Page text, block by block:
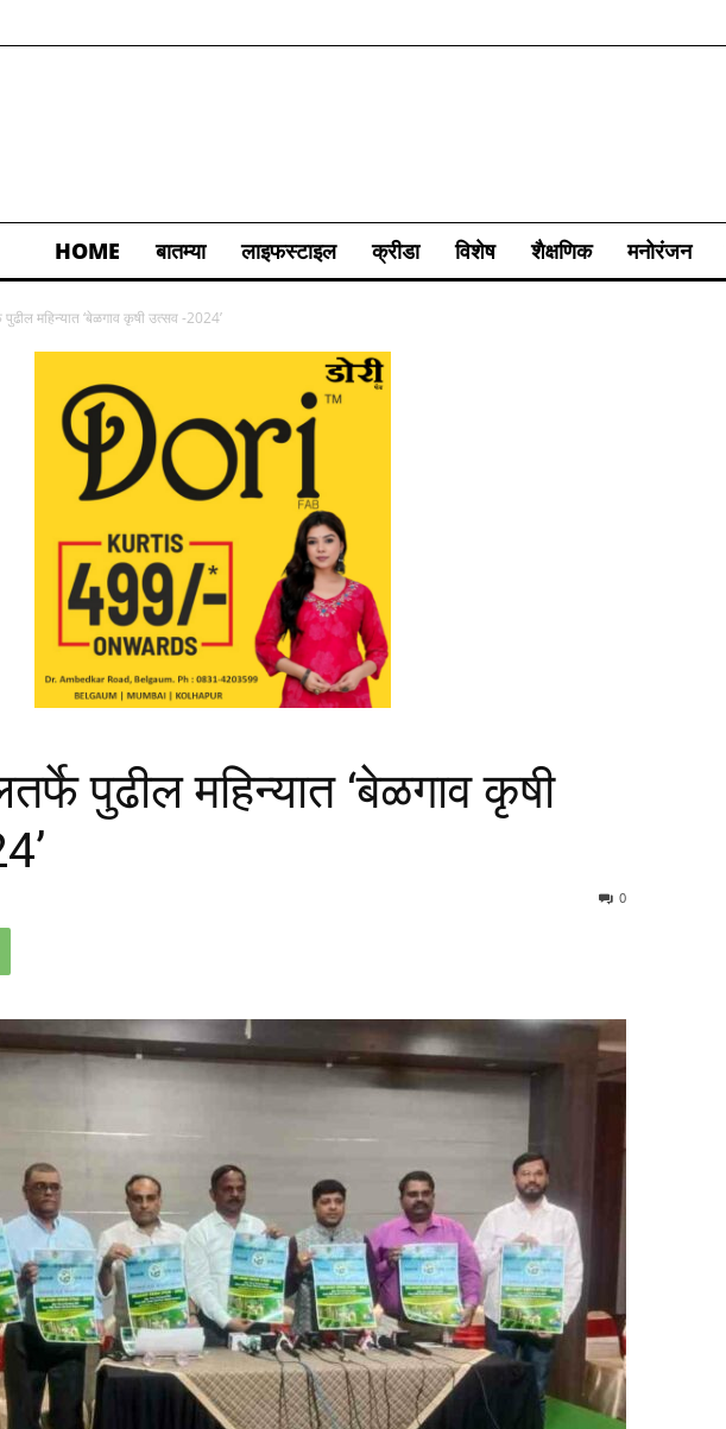
HOME बातम्या लाइफस्टाइल क्रीडा विशेष शैक्षणिक मनोरंजन
पुढील महिन्यात ‘बेळगाव कृषी उत्सव -2024’
पुढील महिन्यात ‘बेळगाव कृषी
0